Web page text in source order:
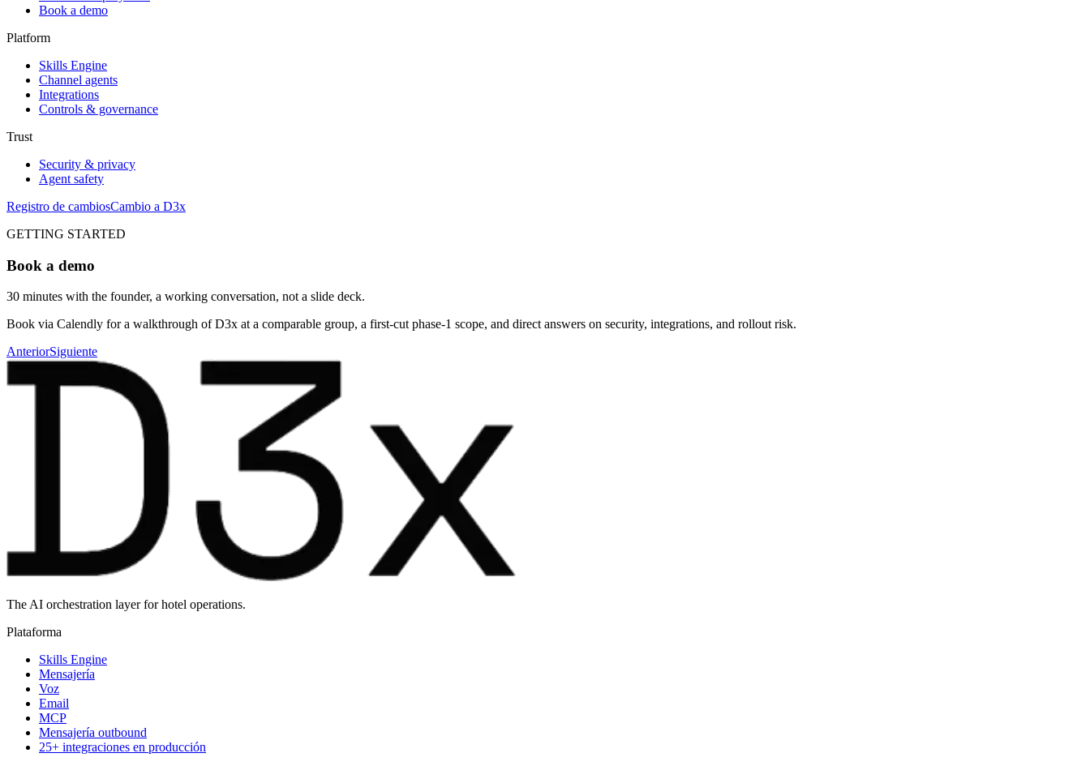
Book a demo
Platform
Skills Engine
Channel agents
Integrations
Controls & governance
Trust
Security & privacy
Agent safety
Registro de cambiosCambio a D3x
GETTING STARTED
Book a demo
30 minutes with the founder, a working conversation, not a slide deck.
Book via Calendly for a walkthrough of D3x at a comparable group, a first-cut phase-1 scope, and direct answers on security, integrations, and rollout risk.
AnteriorSiguiente
The AI orchestration layer for hotel operations.
Plataforma
Skills Engine
Mensajería
Voz
Email
MCP
Mensajería outbound
25+ integraciones en producción